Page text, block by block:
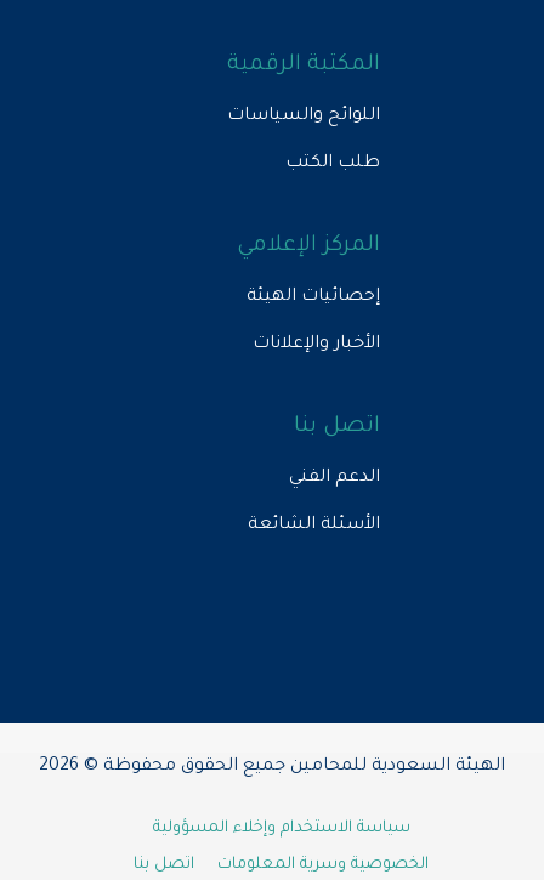
المكتبة الرقمية
اللوائح والسياسات
طلب الكتب
المركز الإعلامي
إحصائيات الهيئة
الأخبار والإعلانات
اتصل بنا
الدعم الفني
الأسئلة الشائعة
الهيئة السعودية للمحامين جميع الحقوق محفوظة © 2026
سياسة الاستخدام وإخلاء المسؤولية
الخصوصية وسرية المعلومات
اتصل بنا